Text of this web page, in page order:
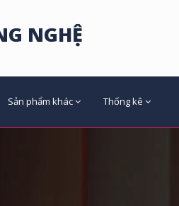
NGHỆ
Sản phẩm khác Thống kê